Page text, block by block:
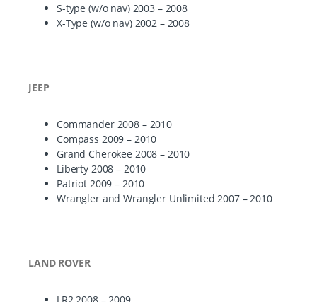
S-type (w/o nav) 2003 – 2008
X-Type (w/o nav) 2002 – 2008
JEEP
Commander 2008 – 2010
Compass 2009 – 2010
Grand Cherokee 2008 – 2010
Liberty 2008 – 2010
Patriot 2009 – 2010
Wrangler and Wrangler Unlimited 2007 – 2010
LANDROVER
LR2 2008 – 2009